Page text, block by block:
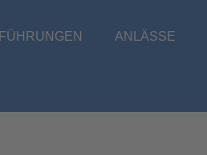
FÜHRUNGEN ANLÄSSE